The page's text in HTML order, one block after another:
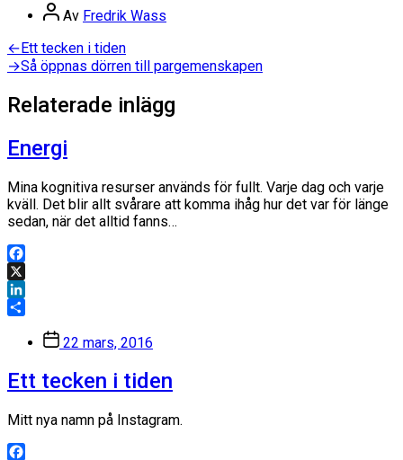
Inläggsförfattare
Av Fredrik Wass
Inläggsnavigering
←Föregående
inlägg:
Ett tecken i tiden
→Nästa
Så öppnas dörren till pargemenskapen
Relaterade inlägg
Energi
Mina kognitiva resurser används för fullt. Varje dag och varje
kväll. Det blir allt svårare att komma ihåg hur det var för länge
sedan, när det alltid fanns…
Facebook
X
LinkedIn
Inläggsdatum
22 mars, 2016
Ett tecken i tiden
Mitt nya namn på Instagram.